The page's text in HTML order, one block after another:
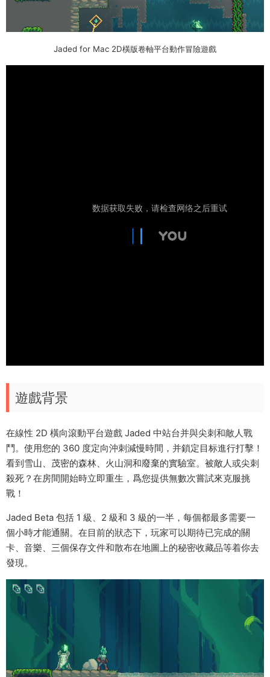
Jaded for Mac 2D橫版卷軸平台動作冒險遊戲
遊戲背景
在線性 2D 橫向滾動平台遊戲 Jaded 中站台并與尖刺和敵人戰
鬥。使用您的 360 度定向沖刺減慢時間，并鎖定目标進行打擊！
看到雪山、茂密的森林、火山洞和廢棄的實驗室。被敵人或尖刺
殺死？在房間開始時立即重生，爲您提供無數次嘗試來克服挑
戰！
Jaded Beta 包括 1 級、2 級和 3 級的一半，每個都最多需要一
個小時才能通關。在目前的狀态下，玩家可以期待已完成的關
卡、音樂、三個保存文件和散布在地圖上的秘密收藏品等着你去
發現。